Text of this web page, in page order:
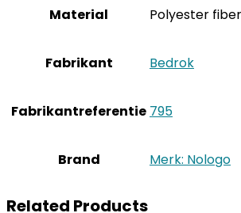
Material ‎Polyester fiber
Fabrikant ‎Bedrok
Fabrikantreferentie ‎795
Brand Merk: Nologo
Related Products